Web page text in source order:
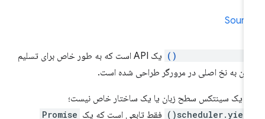
یک API است که به طور خاص برای تسلیم
به نخ اصلی در مرورگر طراحی شده است.
یک سینتکس سطح زبان یا یک ساختار خاص نیست؛
فقط تابعی است که یک Promise